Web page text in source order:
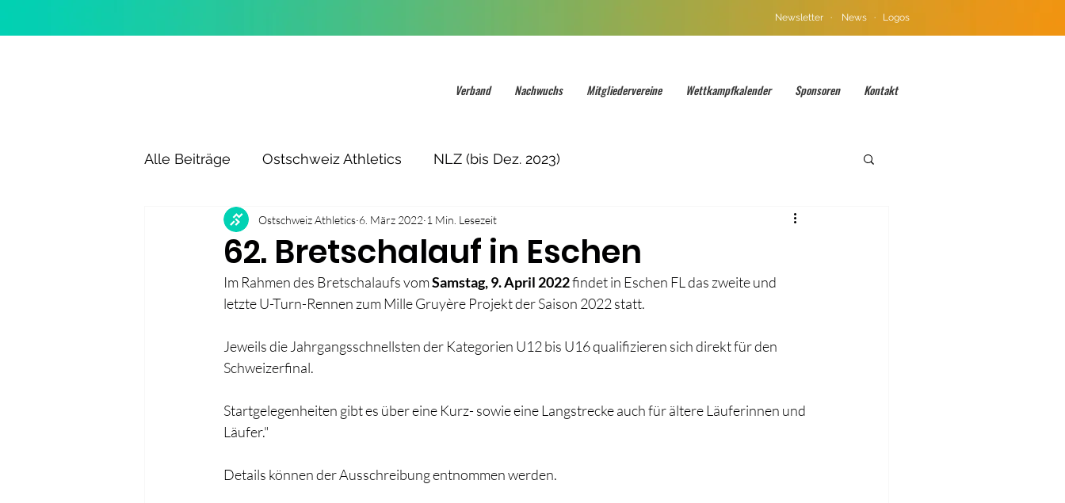
Newsletter · News · Logos
Verband Nachwuchs Mitgliedervereine Wettkampfkalender Sponsoren Kontakt
Alle Beiträge Ostschweiz Athletics NLZ (bis Dez. 2023)
62. Bretschalauf in Eschen
Ostschweiz Athletics 6. März 2022 1 Min. Lesezeit
Im Rahmen des Bretschalaufs vom Samstag, 9. April 2022 findet in Eschen FL das zweite und
letzte U-Turn-Rennen zum Mille Gruyère Projekt der Saison 2022 statt.
Jeweils die Jahrgangsschnellsten der Kategorien U12 bis U16 qualifizieren sich direkt für den
Schweizerfinal.
Startgelegenheiten gibt es über eine Kurz- sowie eine Langstrecke auch für ältere Läuferinnen und
Läufer."
Details können der Ausschreibung entnommen werden.